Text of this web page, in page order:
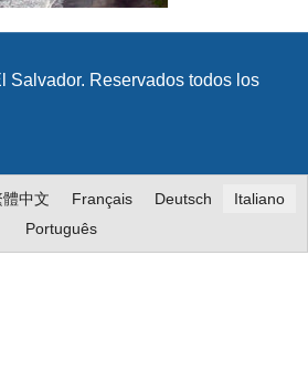
Salvador. Reservados todos los
體中文 Français Deutsch
Italiano
Português